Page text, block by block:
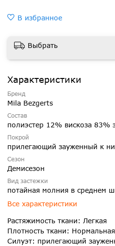
В избранное
Выбрать
Характеристики
Бренд
Mila Bezgerts
Состав
полиэстер 12% вискоза 83%
Покрой
прилегающий зауженный к
Сезон
Демисезон
Вид застежки
потайная молния в среднем
Все характеристики
Растяжимость ткани: Легкая
Плотность ткани: Нормальная
Силуэт: прилегающий